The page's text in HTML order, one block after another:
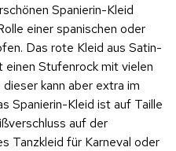
Spanierin-Kleid
einer spanischen oder
Das rote Kleid aus Satin-
Stufenrock mit vielen
kann aber extra im
Spanierin-Kleid ist auf Taille
auf der
Tanzkleid für Karneval oder